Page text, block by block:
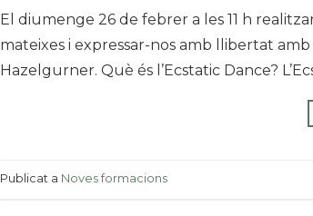
El diumenge 26 de febrer a les 11 h
mateixes i expressar-nos amb llibertat
Hazelgurner. Què és l’Ecstatic Dance?
Publicat a Noves formacions